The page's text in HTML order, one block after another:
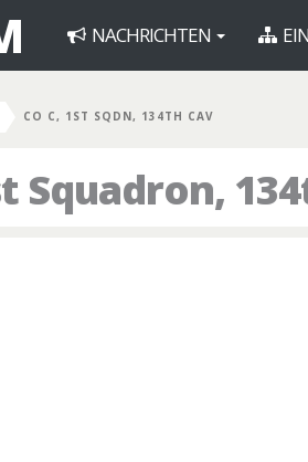
NACHRICHTEN
CO C, 1ST SQDN, 134TH CAV
Squadron,